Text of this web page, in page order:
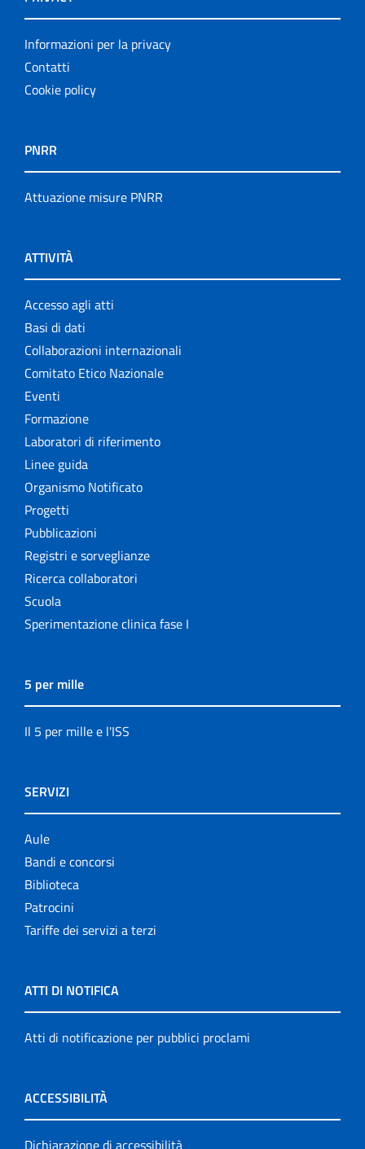
Informazioni per la privacy
Contatti
Cookie policy
PNRR
Attuazione misure PNRR
ATTIVITÀ
Accesso agli atti
Basi di dati
Collaborazioni internazionali
Comitato Etico Nazionale
Eventi
Formazione
Laboratori di riferimento
Linee guida
Organismo Notificato
Progetti
Pubblicazioni
Registri e sorveglianze
Ricerca collaboratori
Scuola
Sperimentazione clinica fase I
5 per mille
Il 5 per mille e l'ISS
SERVIZI
Aule
Bandi e concorsi
Biblioteca
Patrocini
Tariffe dei servizi a terzi
ATTI DI NOTIFICA
Atti di notificazione per pubblici proclami
ACCESSIBILITÀ
Dichiarazione di accessibilità